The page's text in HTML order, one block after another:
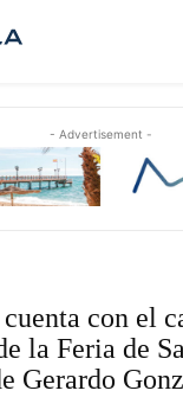
- Advertisement -
con el
la Feria de
Gerardo